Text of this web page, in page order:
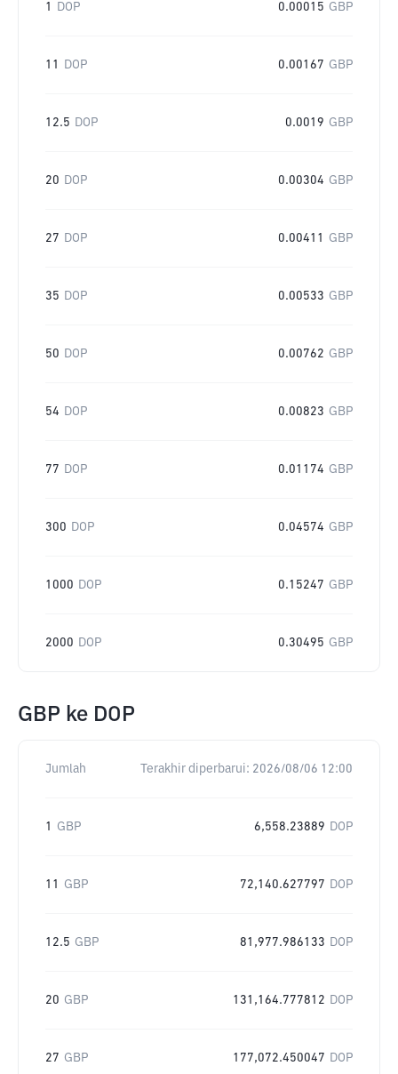
1 DOP 0.00015 GBP
11 DOP 0.00167 GBP
12.5 DOP 0.0019 GBP
20 DOP 0.00304 GBP
27 DOP 0.00411 GBP
35 DOP 0.00533 GBP
50 DOP 0.00762 GBP
54 DOP 0.00823 GBP
77 DOP 0.01174 GBP
300 DOP 0.04574 GBP
1000 DOP 0.15247 GBP
2000 DOP 0.30495 GBP
GBP ke DOP
Jumlah Terakhir diperbarui: 2026/08/06 12:00
1 GBP 6,558.23889 DOP
11 GBP 72,140.627797 DOP
12.5 GBP 81,977.986133 DOP
20 GBP 131,164.777812 DOP
27 GBP 177,072.450047 DOP